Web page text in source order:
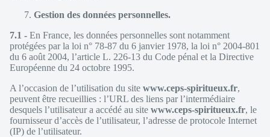
Gestion des données personnelles.
7.1 - En France, les données personnelles sont notamment
protégées par la loi n° 78-87 du 6 janvier 1978, la loi n° 2004-801
du 6 août 2004, l’article L. 226-13 du Code pénal et la Directive
Européenne du 24 octobre 1995.
A l’occasion de l’utilisation du site www.ceps-spiritueux.fr,
peuvent être recueillies : l’URL des liens par l’intermédiaire
desquels l’utilisateur a accédé au site www.ceps-spiritueux.fr, le
fournisseur d’accès de l’utilisateur, l’adresse de protocole Internet
(IP) de l’utilisateur.